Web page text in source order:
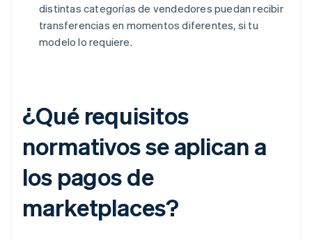
distintas categorías de vendedores puedan recibir
transferencias en momentos diferentes, si tu
modelo lo requiere.
¿Qué requisitos
normativos se aplican a
los pagos de
marketplaces?